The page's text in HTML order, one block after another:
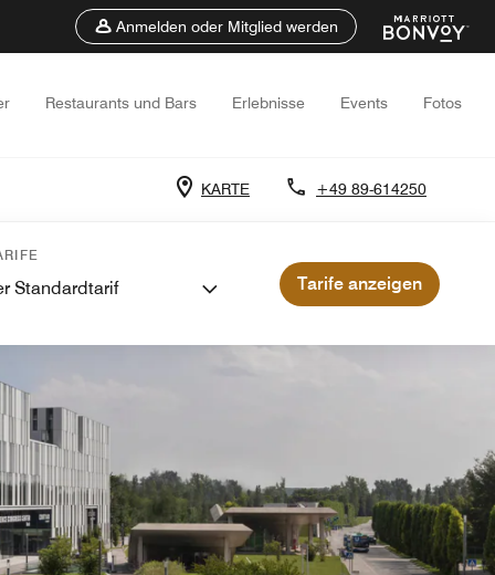
Anmelden oder Mitglied werden
Restaurants und Bars Erlebnisse Events Fotos
KARTE +49 89-614250
Standardtarif Tarife anzeigen